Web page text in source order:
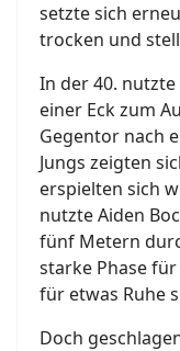
setzte sich
trocken und
In der 40. nutzte
einer Eck zum
Gegentor nach
Jungs zeigten
erspielten sich
nutzte Aiden
fünf Metern
starke Phase
für etwas Ruhe
Doch